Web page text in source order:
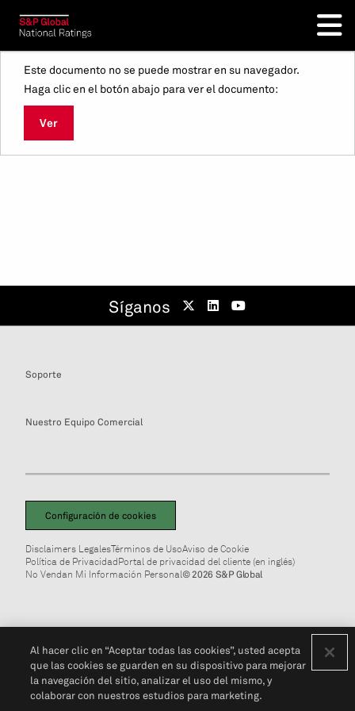
Este documento no se puede mostrar en su navegador.
Haga clic en el botón abajo para ver el documento:
Ver
Síganos
Soporte
Nuestro Equipo Comercial
Configuración de cookies
Disclaimers LegalesTérminos de UsoAviso de Cookie
Política de PrivacidadPortal de privacidad del cliente (en inglés)
No Vendan Mi Información Personal© 2026 S&P Global
Al hacer clic en “Aceptar todas las cookies”, usted acepta
que las cookies se guarden en su dispositivo para mejorar
la navegación del sitio, analizar el uso del mismo, y
colaborar con nuestros estudios para marketing.